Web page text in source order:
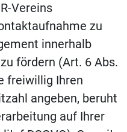
Vereins
zu
innerhalb
fördern (Art. 6 Abs.
freiwillig Ihren
angeben, beruht
auf Ihrer